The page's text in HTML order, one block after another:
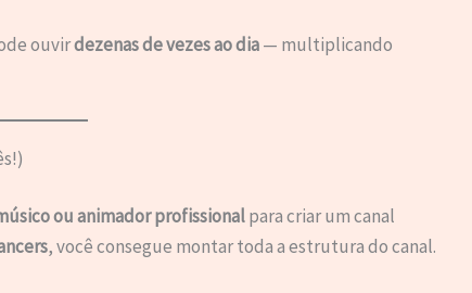
ouvirdezenas de vezes ao dia— multiplicando
ou animador profissionalpara criar um canal
, você consegue montar toda a estrutura do canal.